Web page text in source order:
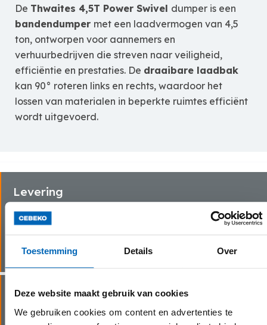
Toestemming Details Over
Deze website maakt gebruik van cookies
We gebruiken cookies om content en advertenties te
De Thwaites 4,5T Power Swivel dumper is een
bandendumper met een laadvermogen van 4,5
ton, ontworpen voor aannemers en
verhuurbedrijven die streven naar veiligheid,
efficiëntie en prestaties. De draaibare laadbak
kan 90° roteren links en rechts, waardoor het
lossen van materialen in beperkte ruimtes efficiënt
wordt uitgevoerd.
Levering
Onze chauffeurs gaan snel en zorgvuldig te werk bij
het leveren van jouw huurmachine(s) bij jouw thuis
Vlotte service
Dankzij onze eigen transportdienst en